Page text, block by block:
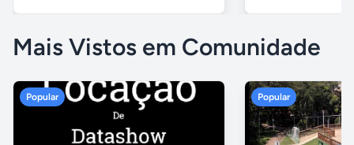
Mais Vistos em Comunidade
Popular Popular